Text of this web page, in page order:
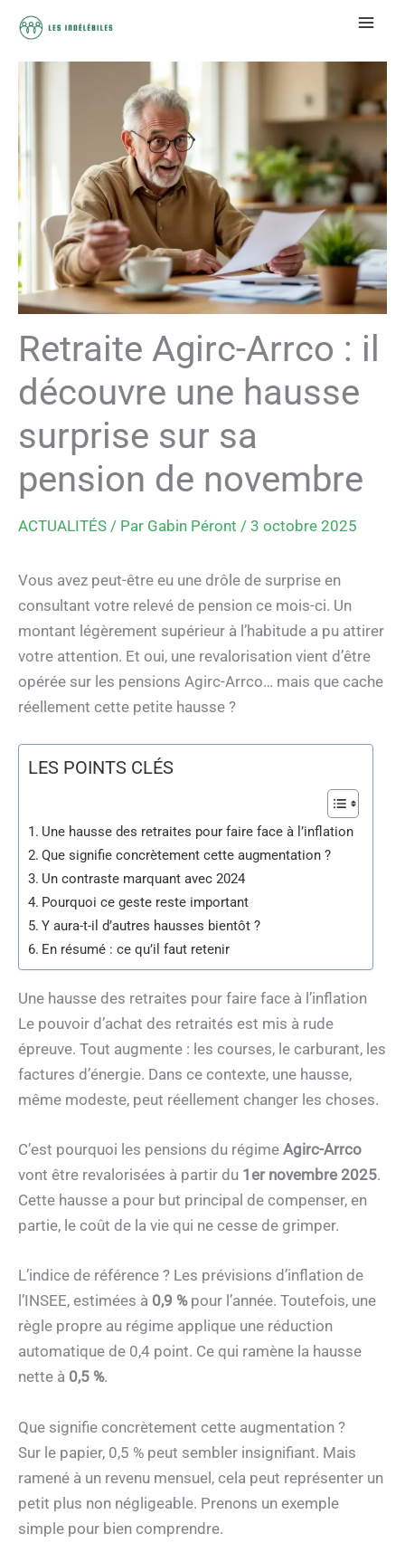
Aller
contenu
Retraite Agirc-Arrco : il
découvre une hausse
surprise sur sa
pension de novembre
ACTUALITÉS / Par Gabin Péront / 3 octobre 2025
Vous avez peut-être eu une drôle de surprise en
consultant votre relevé de pension ce mois-ci. Un
montant légèrement supérieur à l’habitude a pu attirer
votre attention. Et oui, une revalorisation vient d’être
opérée sur les pensions Agirc-Arrco… mais que cache
réellement cette petite hausse ?
LES POINTS CLÉS
Une hausse des retraites pour faire face à l’inflation
Que signifie concrètement cette augmentation ?
Un contraste marquant avec 2024
Pourquoi ce geste reste important
Y aura-t-il d’autres hausses bientôt ?
En résumé : ce qu’il faut retenir
Une hausse des retraites pour faire face à l’inflation
Le pouvoir d’achat des retraités est mis à rude
épreuve. Tout augmente : les courses, le carburant, les
factures d’énergie. Dans ce contexte, une hausse,
même modeste, peut réellement changer les choses.
C’est pourquoi les pensions du régime Agirc-Arrco
vont être revalorisées à partir du 1er novembre 2025.
Cette hausse a pour but principal de compenser, en
partie, le coût de la vie qui ne cesse de grimper.
L’indice de référence ? Les prévisions d’inflation de
l’INSEE, estimées à 0,9 %pour l’année. Toutefois, une
règle propre au régime applique une réduction
automatique de 0,4 point. Ce qui ramène la hausse
nette à 0,5 %.
Que signifie concrètement cette augmentation ?
Sur le papier, 0,5 % peut sembler insignifiant. Mais
ramené à un revenu mensuel, cela peut représenter un
petit plus non négligeable. Prenons un exemple
simple pour bien comprendre.